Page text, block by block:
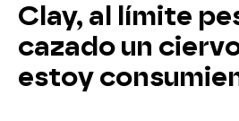
Clay, al límite
cazado un
estoy